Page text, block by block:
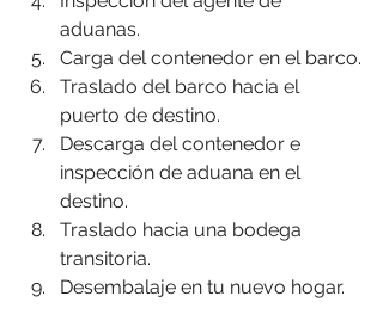
aduanas.
Carga del contenedor en el barco.
Traslado del barco hacia el
puerto de destino.
Descarga del contenedor e
inspección de aduana en el
destino.
Traslado hacia una bodega
transitoria.
Desembalaje en tu nuevo hogar.